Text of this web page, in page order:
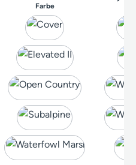
Farbeauswählen